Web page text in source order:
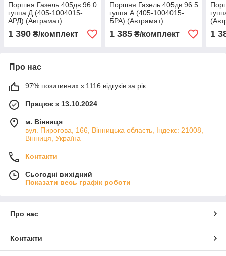
Поршня Газель 405дв 96.0
гуппа Д (405-1004015-
АРД) (Автрамат)
1 390 ₴/комплект
Поршня Газель 405дв 96.5
гуппа А (405-1004015-
БРА) (Автрамат)
1 385₴/комплект 1
Про нас
97% позитивних з 1116 відгуків за рік
Працює з 13.10.2024
м. Вінниця
вул. Пирогова, 166, Вінницька область, Індекс: 21008,
Вінниця, Україна
Контакти
Сьогодні вихідний
Показати весь графік роботи
Про нас
Контакти